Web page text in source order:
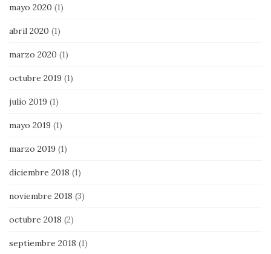
mayo 2020 (1)
abril 2020 (1)
marzo 2020 (1)
octubre 2019 (1)
julio 2019 (1)
mayo 2019 (1)
marzo 2019 (1)
diciembre 2018 (1)
noviembre 2018 (3)
octubre 2018 (2)
septiembre 2018 (1)